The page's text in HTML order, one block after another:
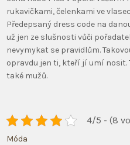
rukavičkami, čelenkami ve
Předepsaný dress code na
už jen ze slušnosti vůči
nevymykat se pravidlům.
opravdu jen ti, kteří jí umí nosit.
také mužů.
4/5 - (8
Móda